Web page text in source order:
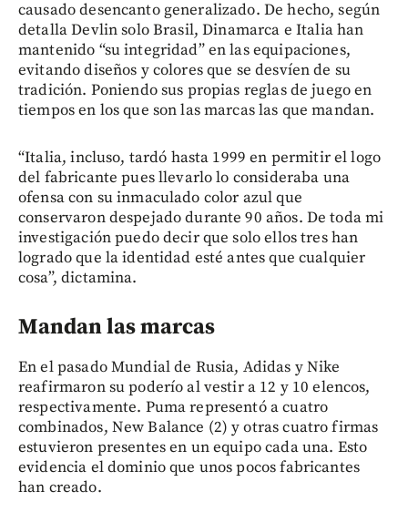
causado desencanto generalizado. De hecho, según
detalla Devlin solo Brasil, Dinamarca e Italia han
mantenido “su integridad” en las equipaciones,
evitando diseños y colores que se desvíen de su
tradición. Poniendo sus propias reglas de juego en
tiempos en los que son las marcas las que mandan.
“Italia, incluso, tardó hasta 1999 en permitir el logo
del fabricante pues llevarlo lo consideraba una
ofensa con su inmaculado color azul que
conservaron despejado durante 90 años. De toda mi
investigación puedo decir que solo ellos tres han
logrado que la identidad esté antes que cualquier
cosa”, dictamina.
Mandan las marcas
En el pasado Mundial de Rusia, Adidas y Nike
reafirmaron su poderío al vestir a 12 y 10 elencos,
respectivamente. Puma representó a cuatro
combinados, New Balance (2) y otras cuatro firmas
estuvieron presentes en un equipo cada una. Esto
evidencia el dominio que unos pocos fabricantes
han creado.